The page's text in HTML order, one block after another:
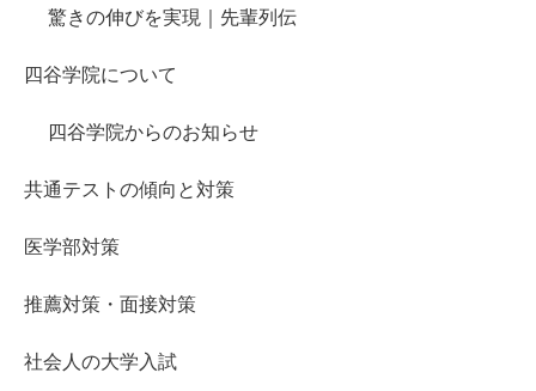
驚きの伸びを実現｜先輩列伝
四谷学院について
四谷学院からのお知らせ
共通テストの傾向と対策
医学部対策
推薦対策・面接対策
社会人の大学入試